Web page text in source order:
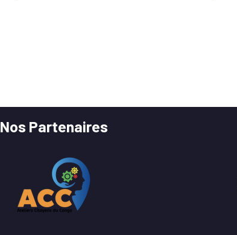
Nos Partenaires